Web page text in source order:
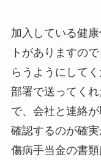
加入している健
トがありますの
らうようにして
部署で送ってく
で、会社と連絡
確認するのが確実
傷病手当金の書